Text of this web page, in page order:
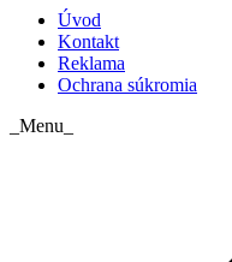
Úvod
Kontakt
Reklama
Ochrana súkromia
_Menu_